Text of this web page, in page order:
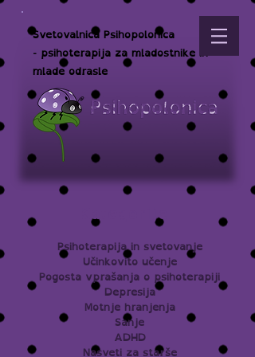
Svetovalnica Psihopolonica
- psihoterapija za mladostnike in
mlade odrasle
Kategorije
Psihoterapija in svetovanje
Učinkovito učenje
Pogosta vprašanja o psihoterapiji
Depresija
Motnje hranjenja
Sanje
ADHD
Nasveti za starše